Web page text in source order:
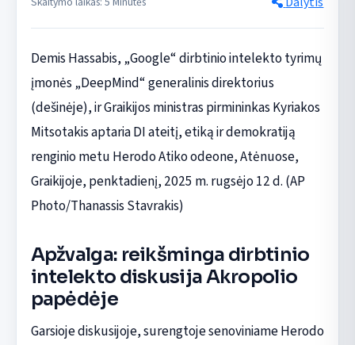
Demis Hassabis, „Google“ dirbtinio intelekto tyrimų
įmonės „DeepMind“ generalinis direktorius
(dešinėje), ir Graikijos ministras pirmininkas Kyriakos
Mitsotakis aptaria DI ateitį, etiką ir demokratiją
renginio metu Herodo Atiko odeone, Atėnuose,
Graikijoje, penktadienį, 2025 m. rugsėjo 12 d. (AP
Photo/Thanassis Stavrakis)
Apžvalga: reikšminga dirbtinio
intelekto diskusija Akropolio
papėdėje
Garsioje diskusijoje, surengtoje senoviniame Herodo